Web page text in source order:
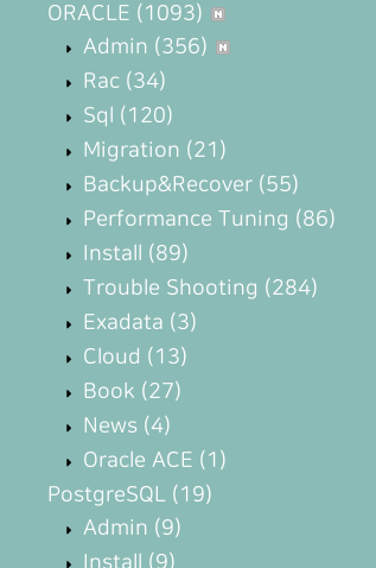
ORACLE (1093)
Admin (356)
Rac (34)
Sql (120)
Migration (21)
Backup&Recover (55)
Performance Tuning (86)
Install (89)
Trouble Shooting (284)
Exadata (3)
Cloud (13)
Book (27)
News (4)
Oracle ACE (1)
PostgreSQL (19)
Admin (9)
Install (9)